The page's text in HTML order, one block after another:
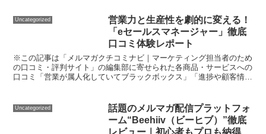
Uncategorized
営業力と生産性を劇的に変える！
「eセールスマネージャー」徹底
口コミ体験レポート
※この記事は「メルマガクチコミナビ｜マーケティング担当者のため
の口コミ・評判サイト」の編集部に寄せられた各商品・サービスへの
口コミ「営業が属人化していてブラックボックス」「進捗や顧客情報
Uncategorized
話題のメルマガ配信プラットフォ
ーム“Beehiiv（ビーヒブ）”徹底